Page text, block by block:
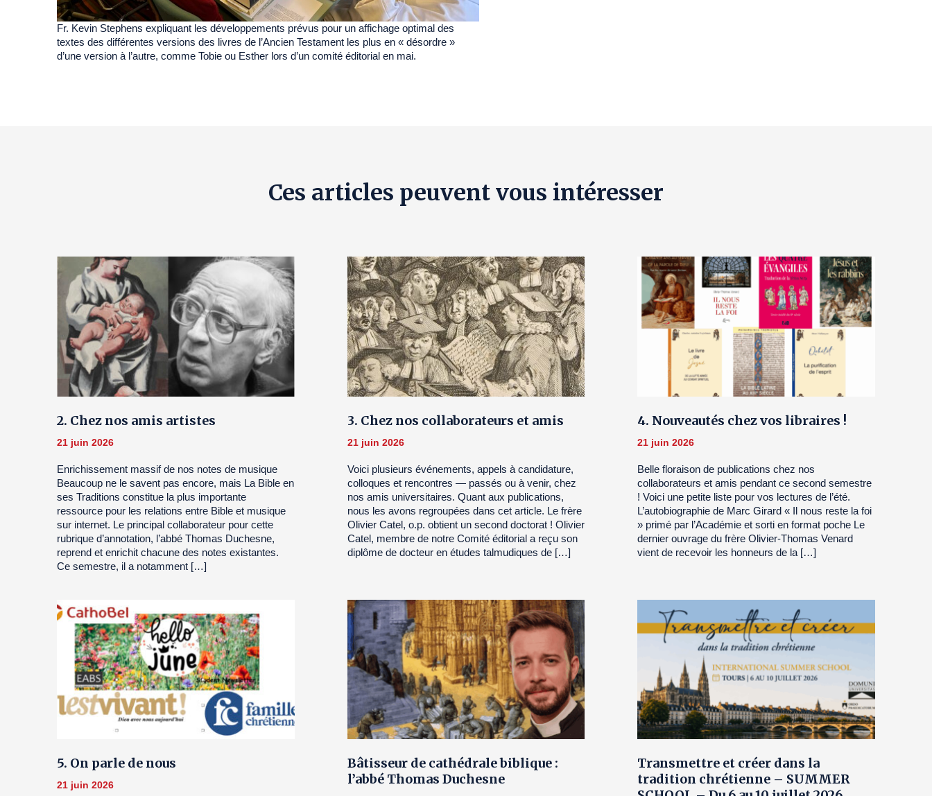
Fr. Kevin Stephens expliquant les développements prévus pour un affichage optimal des
textes des différentes versions des livres de l’Ancien Testament les plus en « désordre »
d’une version à l’autre, comme Tobie ou Esther lors d’un comité éditorial en mai.
Ces articles peuvent vous intéresser
2. Chez nos amis artistes
21 juin 2026
Enrichissement massif de nos notes de musique
Beaucoup ne le savent pas encore, mais La Bible en
ses Traditions constitue la plus importante
ressource pour les relations entre Bible et musique
sur internet. Le principal collaborateur pour cette
rubrique d’annotation, l’abbé Thomas Duchesne,
reprend et enrichit chacune des notes existantes.
Ce semestre, il a notamment […]
3. Chez nos collaborateurs et amis
21 juin 2026
Voici plusieurs événements, appels à candidature,
colloques et rencontres — passés ou à venir, chez
nos amis universitaires. Quant aux publications,
nous les avons regroupées dans cet article. Le frère
Olivier Catel, o.p. obtient un second doctorat ! Olivier
Catel, membre de notre Comité éditorial a reçu son
diplôme de docteur en études talmudiques de […]
4. Nouveautés chez vos libraires !
21 juin 2026
Belle floraison de publications chez nos
collaborateurs et amis pendant ce second semestre
! Voici une petite liste pour vos lectures de l’été.
L’autobiographie de Marc Girard « Il nous reste la foi
» primé par l’Académie et sorti en format poche Le
dernier ouvrage du frère Olivier-Thomas Venard
vient de recevoir les honneurs de la […]
5. On parle de nous
21 juin 2026
Bâtisseur de cathédrale biblique :
l’abbé Thomas Duchesne
Transmettre et créer dans la
tradition chrétienne – SUMMER